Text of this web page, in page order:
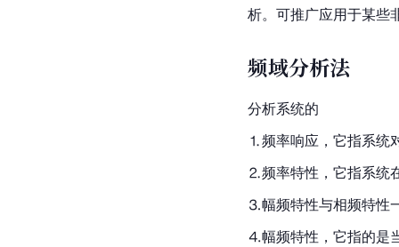
析。可推广应用于某些
频域分析法
分析系统的
⒈频率响应，它指系统
⒉频率特性，它指系统
⒊幅频特性与相频特性
⒋幅频特性，它指的是